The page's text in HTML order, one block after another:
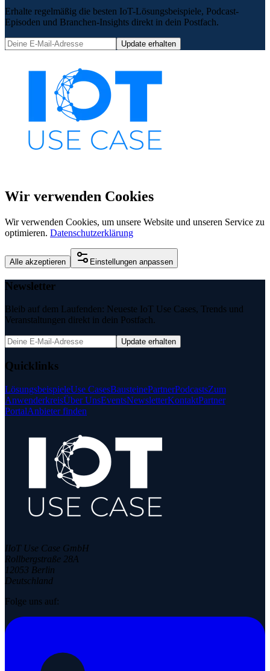
Erhalte regelmäßig die besten IoT-Lösungsbeispiele, Podcast-
Episoden und Branchen-Insights direkt in dein Postfach.
Update erhalten
Wir verwenden Cookies
Wir verwenden Cookies, um unsere Website und unseren Service zu
optimieren. Datenschutzerklärung
Alle akzeptieren Einstellungen anpassen
Newsletter
Bleib auf dem Laufenden: Neueste IoT Use Cases, Trends und
Veranstaltungen direkt in dein Postfach.
Update erhalten
Quicklinks
LösungsbeispieleUse CasesBausteinePartnerPodcastsZum
AnwenderkreisÜber UnsEventsNewsletterKontaktPartner
PortalAnbieter finden
IIoT Use Case GmbH
Rollbergstraße 28A
12053 Berlin
Deutschland
Folge uns auf: